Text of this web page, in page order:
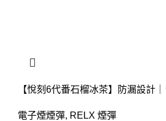
【悅刻6代番石榴冰茶】防漏設計
電子煙煙彈, RELX 煙彈